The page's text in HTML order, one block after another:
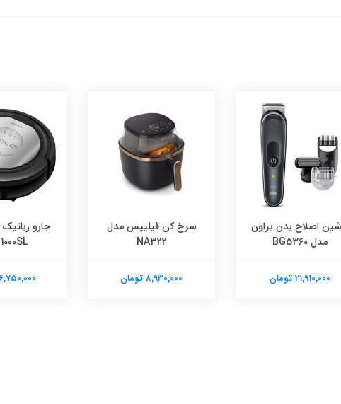
اصلاح بدن براون
مدل BG5360
21,910,000 تومان
سرخ کن فیلیپس مدل
NA322
8,930,000 تومان
جارو
16,750,000